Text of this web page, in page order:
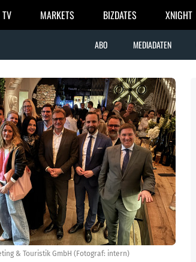
TV MARKETS BIZDATES XNIGHT
ABO MEDIADATEN
& Touristik GmbH (Fotograf: intern)